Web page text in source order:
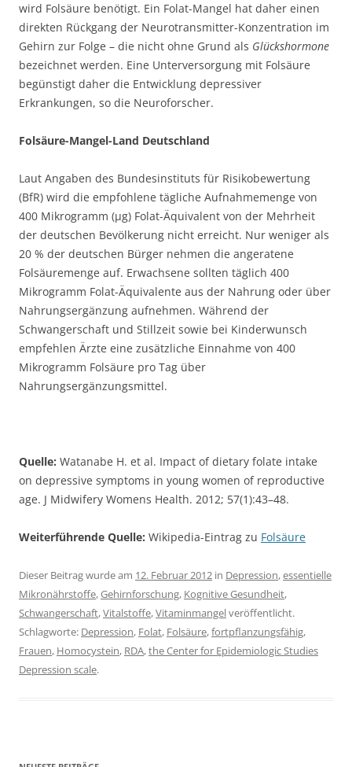
wird Folsäure benötigt. Ein Folat-Mangel hat daher einen
direkten Rückgang der Neurotransmitter-Konzentration im
Gehirn zur Folge – die nicht ohne Grund als Glückshormone
bezeichnet werden. Eine Unterversorgung mit Folsäure
begünstigt daher die Entwicklung depressiver
Erkrankungen, so die Neuroforscher.
Folsäure-Mangel-Land Deutschland
Laut Angaben des Bundesinstituts für Risikobewertung
(BfR) wird die empfohlene tägliche Aufnahmemenge von
400 Mikrogramm (µg) Folat-Äquivalent von der Mehrheit
der deutschen Bevölkerung nicht erreicht. Nur weniger als
20 % der deutschen Bürger nehmen die angeratene
Folsäuremenge auf. Erwachsene sollten täglich 400
Mikrogramm Folat-Äquivalente aus der Nahrung oder über
Nahrungsergänzung aufnehmen. Während der
Schwangerschaft und Stillzeit sowie bei Kinderwunsch
empfehlen Ärzte eine zusätzliche Einnahme von 400
Mikrogramm Folsäure pro Tag über
Nahrungsergänzungsmittel.
Quelle: Watanabe H. et al. Impact of dietary folate intake
on depressive symptoms in young women of reproductive
age. J Midwifery Womens Health. 2012; 57(1):43–48.
Weiterführende Quelle: Wikipedia-Eintrag zu Folsäure
Dieser Beitrag wurde am 12. Februar 2012 in Depression,essentielle
Mikronährstoffe,Gehirnforschung, Kognitive Gesundheit,
Schwangerschaft,Vitalstoffe,Vitaminmangelveröffentlicht.
Schlagworte: Depression, Folat, Folsäure,fortpflanzungsfähig,
Frauen, Homocystein, RDA,the Center for Epidemiologic Studies
Depression scale.